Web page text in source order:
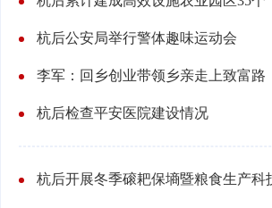
杭后公安局举行警体趣味运动会
李军：回乡创业带领乡亲走上致富路
杭后检查平安医院建设情况
杭后开展冬季磙耙保墒暨粮食生产科